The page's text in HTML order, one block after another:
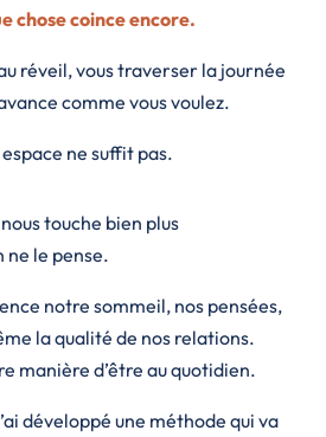
chose coince encore.
réveil, vous traverser la journée
comme vous voulez.
ne suffit pas.
touche bien plus
ne le pense.
notre sommeil, nos pensées,
la qualité de nos relations.
manière d’être au quotidien.
développé une méthode qui va